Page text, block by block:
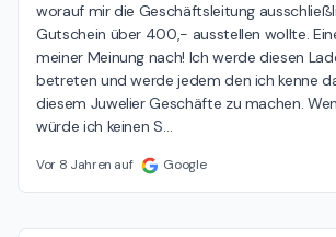
worauf mir die Geschäftsleitung
Gutschein über 400,- ausstellen wollte.
meiner Meinung nach! Ich werde diesen
betreten und werde jedem den ich kenne
diesem Juwelier Geschäfte zu machen.
würde ich keinen S…
Vor 8 Jahren auf Google